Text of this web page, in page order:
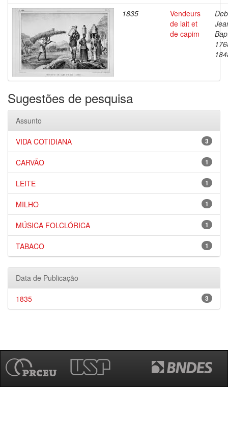
1835
Vendeurs
de lait et
de capim
Sugestões de pesquisa
Assunto
3
VIDA COTIDIANA
1
CARVÃO
1
LEITE
1
MILHO
1
MÚSICA FOLCLÓRICA
1
TABACO
Data de Publicação
3
1835